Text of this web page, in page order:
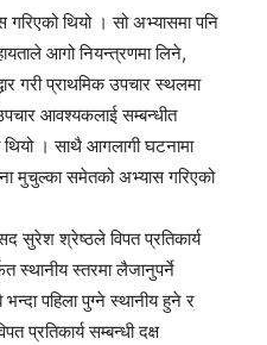
थियो । सो अभ्यासमा पनि
आगो नियन्त्रणमा लिने,
गरी प्राथमिक उपचार स्थलमा
आवश्यकलाई सम्बन्धीत
थियो । साथै आगलागी घटनामा
मुचुल्का समेतको अभ्यास गरिएको
सुरेश श्रेष्ठले विपत प्रतिकार्य
स्थानीय स्तरमा लैजानुपर्ने
पहिला पुग्ने स्थानीय हुने र
प्रतिकार्य सम्बन्धी दक्ष